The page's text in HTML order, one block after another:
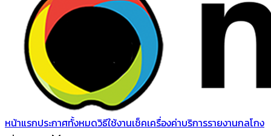
หน้าแรกประกาศทั้งหมดวิธีใช้งานเช็คเครื่องค่าบริการรายงานกลโกง